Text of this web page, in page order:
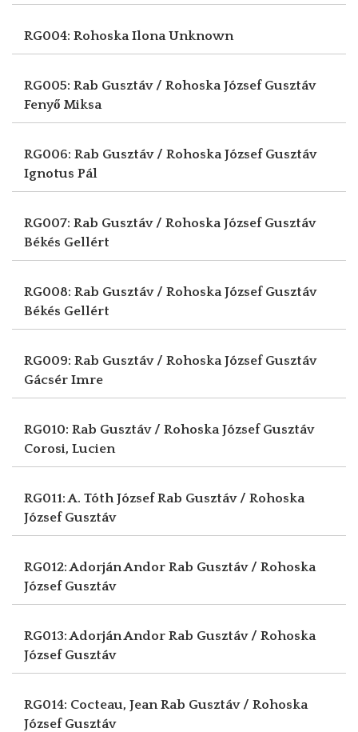
RG004: Rohoska IlonaUnknown
RG005: Rab Gusztáv / Rohoska József Gusztáv
Fenyő Miksa
RG006: Rab Gusztáv / Rohoska József Gusztáv
Ignotus Pál
RG007: Rab Gusztáv / Rohoska József Gusztáv
Békés Gellért
RG008: Rab Gusztáv / Rohoska József Gusztáv
Békés Gellért
RG009: Rab Gusztáv / Rohoska József Gusztáv
Gácsér Imre
RG010: Rab Gusztáv / Rohoska József Gusztáv
Corosi, Lucien
RG011: A. Tóth JózsefRab Gusztáv / Rohoska
József Gusztáv
RG012: Adorján Andor Rab Gusztáv / Rohoska
József Gusztáv
RG013: Adorján Andor Rab Gusztáv / Rohoska
József Gusztáv
RG014: Cocteau, JeanRab Gusztáv / Rohoska
József Gusztáv